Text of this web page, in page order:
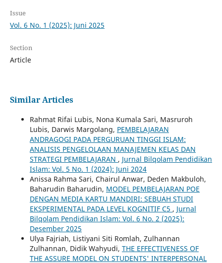
Issue
Vol. 6 No. 1 (2025): Juni 2025
Section
Article
Similar Articles
Rahmat Rifai Lubis, Nona Kumala Sari, Masruroh
Lubis, Darwis Margolang, PEMBELAJARAN
ANDRAGOGI PADA PERGURUAN TINGGI ISLAM:
ANALISIS PENGELOLAAN MANAJEMEN KELAS DAN
STRATEGI PEMBELAJARAN , Jurnal Bilqolam Pendidikan
Islam: Vol. 5 No. 1 (2024): Juni 2024
Anissa Rahma Sari, Chairul Anwar, Deden Makbuloh,
Baharudin Baharudin, MODEL PEMBELAJARAN POE
DENGAN MEDIA KARTU MANDIRI: SEBUAH STUDI
EKSPERIMENTAL PADA LEVEL KOGNITIF C5 , Jurnal
Bilqolam Pendidikan Islam: Vol. 6 No. 2 (2025):
Desember 2025
Ulya Fajriah, Listiyani Siti Romlah, Zulhannan
Zulhannan, Didik Wahyudi, THE EFFECTIVENESS OF
THE ASSURE MODEL ON STUDENTS' INTERPERSONAL